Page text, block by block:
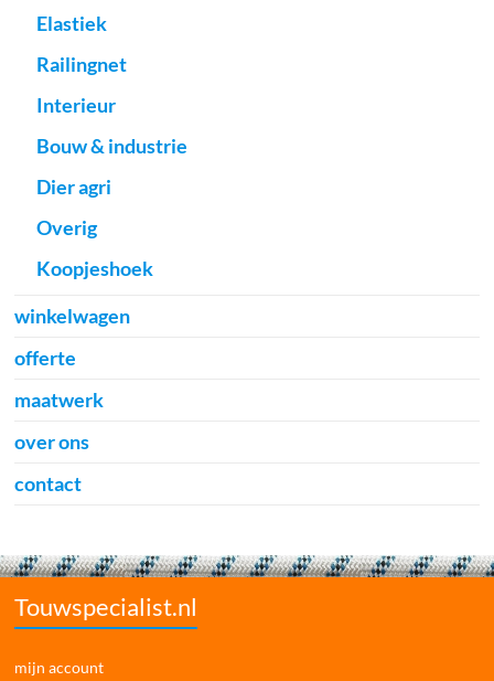
Elastiek
Railingnet
Interieur
Bouw & industrie
Dier agri
Overig
Koopjeshoek
winkelwagen
offerte
maatwerk
over ons
contact
Touwspecialist.nl
mijn account